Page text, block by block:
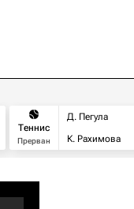
Теннис
Прерван
Д. Пегула
К. Рахимова